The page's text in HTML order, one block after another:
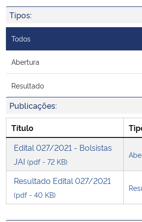
Ministério da Cidadania
Ministério da Saúde
Ministério de Minas e Energia
Ministério da Ciência, Tecnologia, Inovações e
Ministério do Meio Ambiente
Ministério do Turismo
Ministério do Desenvolvimento Regional
Controladoria-Geral da União
Tipos:
Todos
Abertura
Resultado
Publicações:
Título
Edital 027/2021 - Bolsistas
JAI (pdf - 72 KB)
Resultado Edital 027/2021
(pdf - 40 KB)